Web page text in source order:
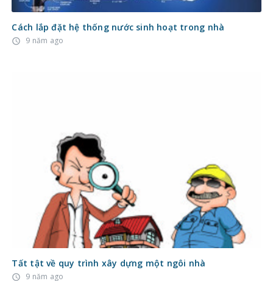
Cách lắp đặt hệ thống nước sinh hoạt trong nhà
access_time 9 năm ago
Tất tật về quy trình xây dựng một ngôi nhà
access_time 9 năm ago